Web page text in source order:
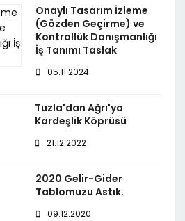
Onaylı Tasarım İzleme
(Gözden Geçirme) ve
Kontrollük Danışmanlığı
İş Tanımı Taslak
05.11.2024
Tuzla'dan Ağrı'ya
Kardeşlik Köprüsü
21.12.2022
2020 Gelir-Gider
Tablomuzu Astık.
09.12.2020